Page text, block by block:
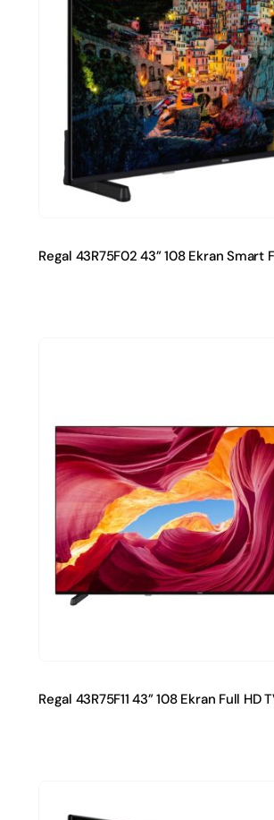
Regal 43R75F02 43” 108 Ekran Smart
Regal 43R75F11 43” 108 Ekran Full HD